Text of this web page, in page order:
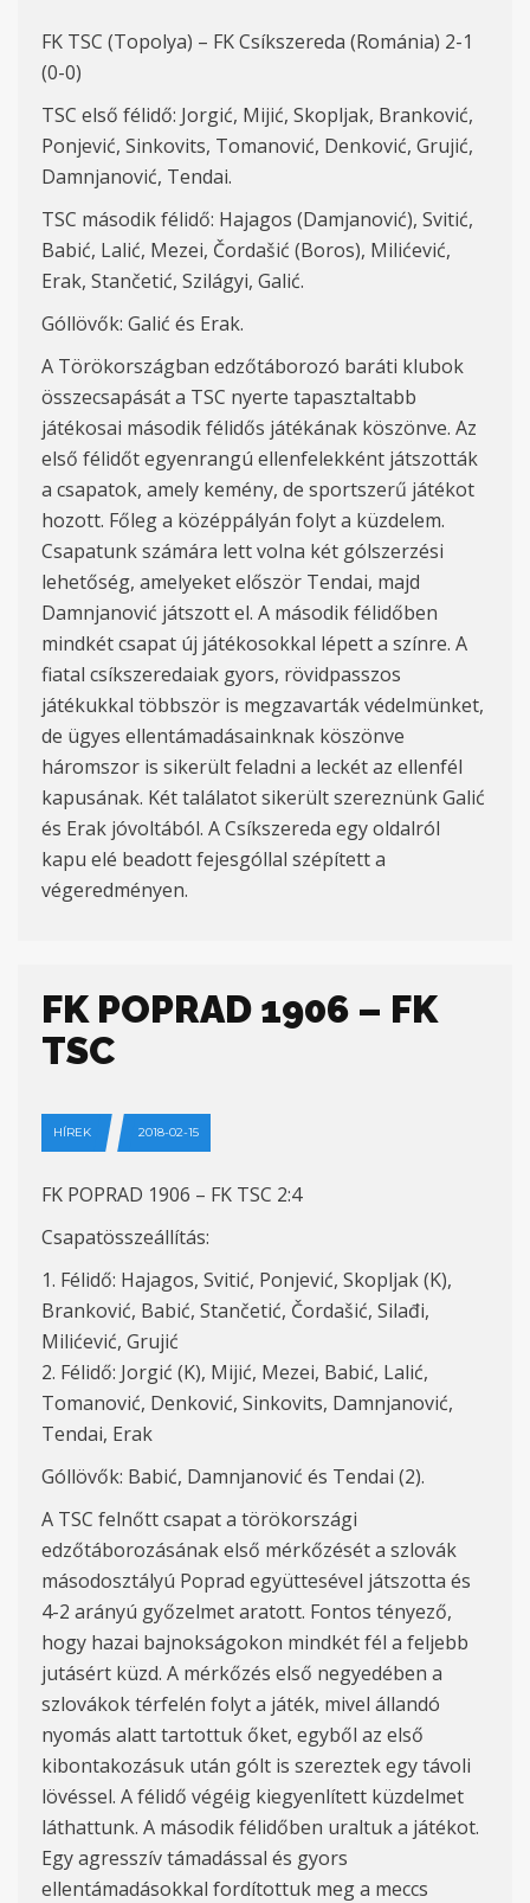
FK TSC (Topolya) – FK Csíkszereda (Románia) 2-1
(0-0)
TSC első félidő: Jorgić, Mijić, Skopljak, Branković,
Ponjević, Sinkovits, Tomanović, Denković, Grujić,
Damnjanović, Tendai.
TSC második félidő: Hajagos (Damjanović), Svitić,
Babić, Lalić, Mezei, Čordašić (Boros), Milićević,
Erak, Stančetić, Szilágyi, Galić.
Góllövők: Galić és Erak.
A Törökországban edzőtáborozó baráti klubok
összecsapását a TSC nyerte tapasztaltabb
játékosai második félidős játékának köszönve. Az
első félidőt egyenrangú ellenfelekként játszották
a csapatok, amely kemény, de sportszerű játékot
hozott. Főleg a középpályán folyt a küzdelem.
Csapatunk számára lett volna két gólszerzési
lehetőség, amelyeket először Tendai, majd
Damnjanović játszott el. A második félidőben
mindkét csapat új játékosokkal lépett a színre. A
fiatal csíkszeredaiak gyors, rövidpasszos
játékukkal többször is megzavarták védelmünket,
de ügyes ellentámadásainknak köszönve
háromszor is sikerült feladni a leckét az ellenfél
kapusának. Két találatot sikerült szereznünk Galić
és Erak jóvoltából. A Csíkszereda egy oldalról
kapu elé beadott fejesgóllal szépített a
végeredményen.
FK POPRAD 1906 – FK
TSC
HÍREK 2018-02-15
FK POPRAD 1906 – FK TSC 2:4
Csapatösszeállítás:
1. Félidő: Hajagos, Svitić, Ponjević, Skopljak (K),
Branković, Babić, Stančetić, Čordašić, Silađi,
Milićević, Grujić
2. Félidő: Jorgić (K), Mijić, Mezei, Babić, Lalić,
Tomanović, Denković, Sinkovits, Damnjanović,
Tendai, Erak
Góllövők: Babić, Damnjanović és Tendai (2).
A TSC felnőtt csapat a törökországi
edzőtáborozásának első mérkőzését a szlovák
másodosztályú Poprad együttesével játszotta és
4-2 arányú győzelmet aratott. Fontos tényező,
hogy hazai bajnokságokon mindkét fél a feljebb
jutásért küzd. A mérkőzés első negyedében a
szlovákok térfelén folyt a játék, mivel állandó
nyomás alatt tartottuk őket, egyből az első
kibontakozásuk után gólt is szereztek egy távoli
lövéssel. A félidő végéig kiegyenlített küzdelmet
láthattunk. A második félidőben uraltuk a játékot.
Egy agresszív támadással és gyors
ellentámadásokkal fordítottuk meg a meccs